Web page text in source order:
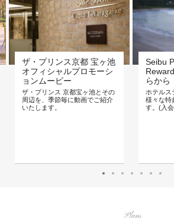
ザ・プリンス京都 宝ヶ池
オフィシャルプロモーシ
ョンムービー
ザ・プリンス 京都宝ヶ池とその
周辺を、季節毎に動画でご紹介
いたします。
Seibu
らから
ホテルス
様々な特
す。(入会
Plans